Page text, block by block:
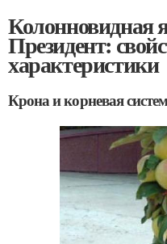
Колонновидная
Президент:
характеристики
Крона и корневая